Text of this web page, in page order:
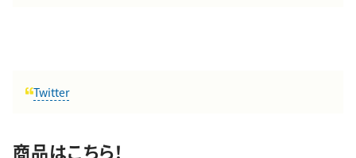
Twitter
商品はこちら！